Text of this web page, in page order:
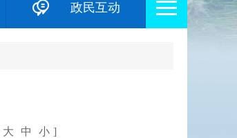
政民互动
大 中 小 ]